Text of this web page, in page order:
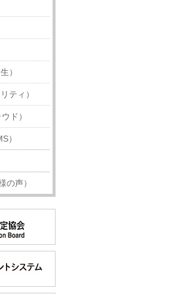
）
ティ）
ド）
）
の声）